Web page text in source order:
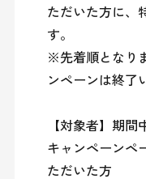
ただいた方に、
す。
※先着順となり
ンペーンは終了
【対象者】期間
キャンペーンペ
ただいた方